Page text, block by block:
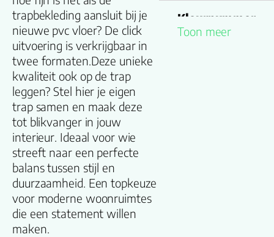
trapbekleding aansluit bij je
nieuwe pvc vloer? De click
uitvoering is verkrijgbaar in
twee formaten.Deze unieke
kwaliteit ook op de trap
leggen? Stel hier je eigen
trap samen en maak deze
tot blikvanger in jouw
interieur. Ideaal voor wie
streeft naar een perfecte
balans tussen stijl en
duurzaamheid. Een topkeuze
voor moderne woonruimtes
die een statement willen
maken.
Kleurnummer
Toon meer